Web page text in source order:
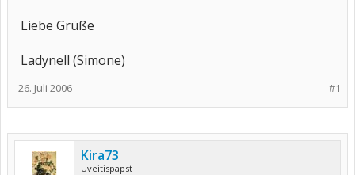
Liebe Grüße
Ladynell (Simone)
#1
26. Juli 2006
Kira73
Uveitispapst